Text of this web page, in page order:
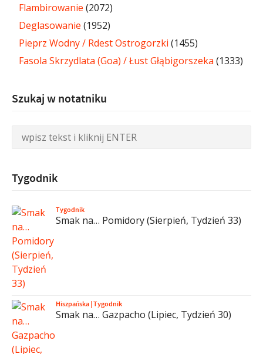
Flambirowanie (2072)
Deglasowanie (1952)
Pieprz Wodny / Rdest Ostrogorzki (1455)
Fasola Skrzydlata (Goa) / Łust Głąbigorszeka (1333)
Szukaj w notatniku
Tygodnik
Tygodnik
Smak na… Pomidory (Sierpień, Tydzień 33)
Hiszpańska|Tygodnik
Smak na… Gazpacho (Lipiec, Tydzień 30)